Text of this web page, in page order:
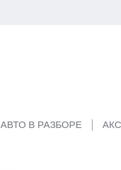
АВТО В РАЗБОРЕ